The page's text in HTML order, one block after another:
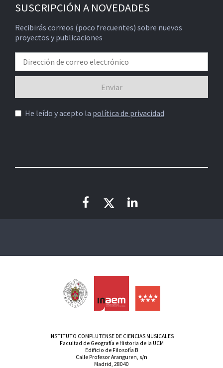
SUSCRIPCIÓN A NOVEDADES
Recibirás correos (poco frecuentes) sobre nuevos
proyectos y publicaciones
He leído y acepto la política de privacidad
INSTITUTO COMPLUTENSE DE CIENCIAS MUSICALES
Facultad de Geografía e Historia de la UCM
Edificio de Filosofía B
Calle Profesor Aranguren, s/n
Madrid, 28040